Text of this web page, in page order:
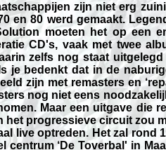
zijn niet erg
en 80 werd gemaakt.
moeten het op een
CD's, vaak met twee
zelfs nog staat
je bedenkt dat in de
zijn met remasters en
nog niet eens
Maar een uitgave die
het progressieve circuit zou
live optreden. Het zal rond
centrum ‘De Toverbal' in